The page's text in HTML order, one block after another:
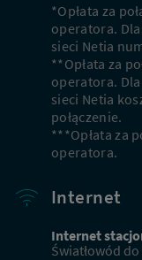
*Opłata za
operatora.
sieci Netia
**Opłata za
operatora.
sieci Netia
połączenie.
***Opłata za
operatora.
Internet
Internet
Światłowód do